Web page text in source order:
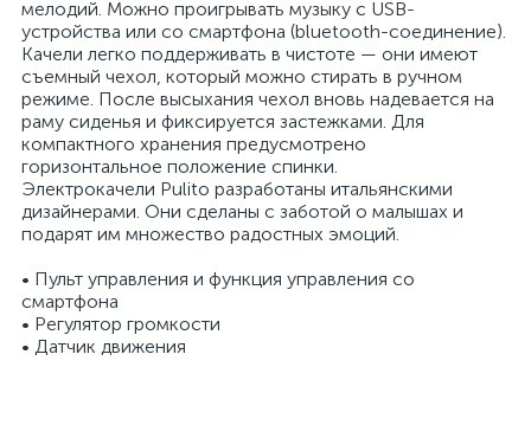
мелодий. Можно проигрывать музыку с USB-
устройства или со смартфона (bluetooth-соединение).
Качели легко поддерживать в чистоте — они имеют
съемный чехол, который можно стирать в ручном
режиме. После высыхания чехол вновь надевается на
раму сиденья и фиксируется застежками. Для
компактного хранения предусмотрено
горизонтальное положение спинки.
Электрокачели Pulito разработаны итальянскими
дизайнерами. Они сделаны с заботой о малышах и
подарят им множество радостных эмоций.
• Пульт управления и функция управления со
смартфона
• Регулятор громкости
• Датчик движения